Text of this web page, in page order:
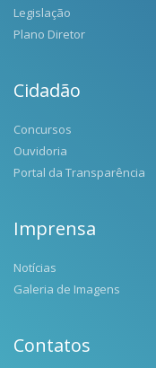
Legislação
Plano Diretor
Cidadão
Concursos
Ouvidoria
Portal da Transparência
Imprensa
Notícias
Galeria de Imagens
Contatos